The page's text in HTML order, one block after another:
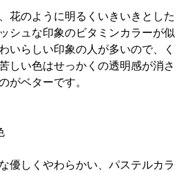
花のように明るくいきいきとした
シュな印象のビタミンカラーが似
いらしい印象の人が多いので、く
しい色はせっかくの透明感が消さ
がベターです。
優しくやわらかい、パステルカラ